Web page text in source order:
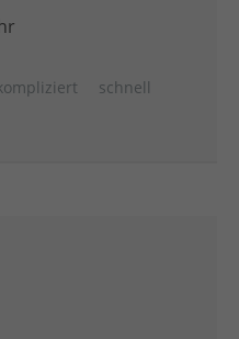
schnell